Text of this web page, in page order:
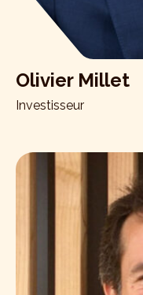
Olivier Millet
Investisseur